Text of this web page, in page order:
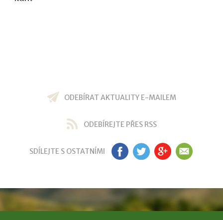
ODEBÍRAT AKTUALITY E-MAILEM
ODEBÍREJTE PŘES RSS
SDÍLEJTE S OSTATNÍMI FB TW GP EM